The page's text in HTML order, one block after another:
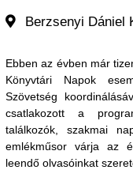
Berzsenyi Dániel
Ebben az évben már
Könyvtári Napok
Szövetség
csatlakozott a
találkozók, szakmai
emlékműsor várja az
leendő olvasóinkat